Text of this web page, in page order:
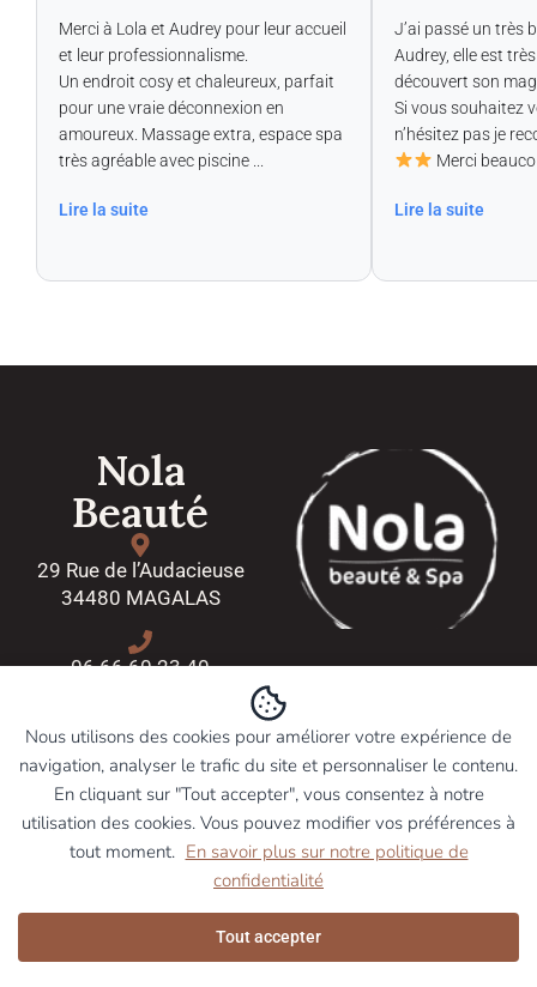
Merci à Lola et Audrey pour leur accueil
et leur professionnalisme.
Un endroit cosy et chaleureux, parfait
pour une vraie déconnexion en
amoureux. Massage extra, espace spa
très agréable avec piscine ...
Lire la suite
J’ai passé un très
Audrey, elle est très
découvert son
Si vous souhaitez
n’hésitez pas je
Merci
Lire la suite
Nola
Beauté
29 Rue de l’Audacieuse
34480 MAGALAS
06 66 60 23 40
Sur rendez-vous :
Dimanche et lundi de 10h00
Jeudi et vendredi de 10h00 à
18h00
Samedi de 10h00 à 19h00
Nous utilisons des cookies pour améliorer votre expérience de
navigation, analyser le trafic du site et personnaliser le contenu.
En cliquant sur "Tout accepter", vous consentez à notre
utilisation des cookies. Vous pouvez modifier vos préférences à
tout moment. En savoir plus sur notre politique de
confidentialité
Tout accepter